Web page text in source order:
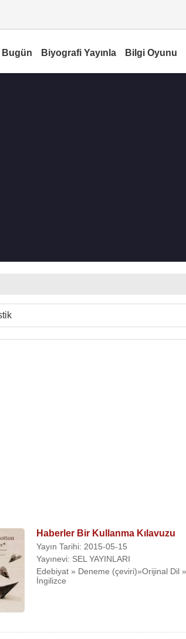
Bugün Biyografi Yayınla Bilgi Oyunu
Haberler Bir Kullanma Kılavuzu
Yayın Tarihi: 2015-05-15
Yayınevi: SEL YAYINLARI
Edebiyat » Deneme (çeviri)»Orijinal Dil
İngilizce